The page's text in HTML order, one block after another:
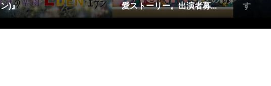
ン)』
愛ストーリー。出演者募...
す